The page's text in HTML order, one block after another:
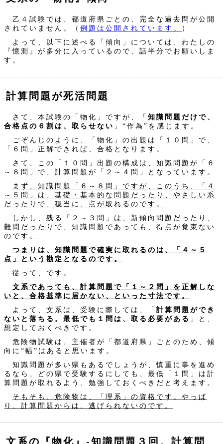
乙４試験では、都道府県ごとの、完全な過去問が公開
されていません。（ 例題は公開されています。
）
よって、以下に述べる「傾向」については、わたしの
『憶測』が多分に入っているので、話半分でお願いしま
す。
計算問題が死活問題
さて、本試験の「物化」ですが、「 知識問題だけで、
合格点の６割は、取らせない 」“作為”を感じます。
ごぞんじのように、「物化」の出題は「１０問」で、
「６問」正解できれば、合格となります。
さて、この「１０問」出題の構成は、知識問題が「６
～８問」で、計算問題が「２～４問」となっています。
まず、知識問題「６～８問」ですが、このうち、「４
～５問」は、基礎・基本的な問題だったり、やさしい系
だったりで、穏当に、点が取れるのです。
しかし、残る「２～３問」は、新傾向問題だったり、
難問だったりで、知識問題であっても、得点が覚束ない
のです。
つまりは、知識問題で確実に取れるのは、「４～５
点」という勘定となるのです。
従って、です。
文系であっても、計算問題で「１～２問」を正解しな
いと、合格基準に届かない、といった寸法です。
よって、文系は、受験に際しては、「 計算問題ができ
ないと落ちる。最低でも１問は、取る必要がある 」と、
想定しておくべきです。
危険物試験は、主催者が「都道府県」ごとのため、傾
向に“幅”はあると思います。
知識問題が多い県もあるでしょうが、慎重に事を進め
るなら、どの県で受験するにしても、最低「１問」は計
算問題が取れるよう、勉強しておくべきだと考えます。
そもそも、危険物は、「理系」の資格です。やっぱ
り、計算問題からは、逃げられないのです。
文系の『物化』‐知識問題３回。計算問